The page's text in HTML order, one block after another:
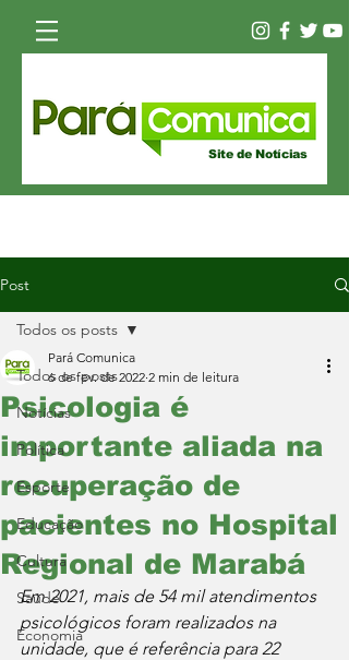
Site de Notícias
Post
Todos os posts
Notícias
Política
Esporte
Educação
Cultura
Saúde
Economia
Todos os posts
Psicologia é
importante aliada na
recuperação de
pacientes no Hospital
Regional de Marabá
Pará Comunica
6 de fev. de 2022 2 min de leitura
Em 2021, mais de 54 mil atendimentos
psicológicos foram realizados na
unidade, que é referência para 22